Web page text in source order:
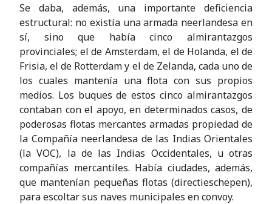
Se daba, además, una importante deficiencia
estructural: no existía una armada neerlandesa en
sí, sino que había cinco almirantazgos
provinciales; el de Amsterdam, el de Holanda, el de
Frisia, el de Rotterdam y el de Zelanda, cada uno de
los cuales mantenía una flota con sus propios
medios. Los buques de estos cinco almirantazgos
contaban con el apoyo, en determinados casos, de
poderosas flotas mercantes armadas propiedad de
la Compañía neerlandesa de las Indias Orientales
(la VOC), la de las Indias Occidentales, u otras
compañías mercantiles. Había ciudades, además,
que mantenían pequeñas flotas (directieschepen),
para escoltar sus naves municipales en convoy.